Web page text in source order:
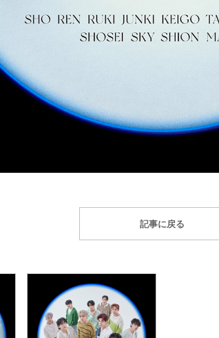
記事に戻る